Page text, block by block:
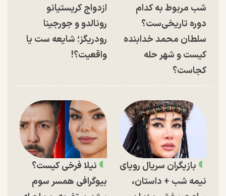
شب مربوط به کدام
دوره تاریخی‌ست؟
سلطان محمد خدابنده
کیست و شهر حله
کجاست؟
ازدواج کریستیانو
رونالدو و جورجینا
رودریگز؛ شایعه ست یا
واقعیت؟!
بازیگران سریال رویای
نیمه شب + داستان،
نیلا فرخی کیست؟
بیوگرافی همسر سوم